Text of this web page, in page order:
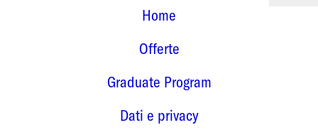
Home
Offerte
Graduate Program
Dati e privacy